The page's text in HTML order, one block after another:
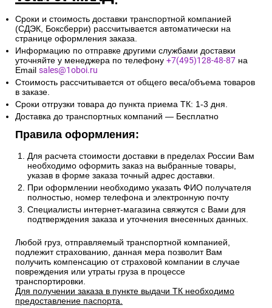
Сроки и стоимость доставки транспортной компанией
(СДЭК, Боксберри) рассчитывается автоматически на
странице оформления заказа.
Информацию по отправке другими службами доставки
уточняйте у менеджера по телефону +7(495)128-48-87 на
Email sales@1oboi.ru
Стоимость рассчитывается от общего веса/объема товаров
в заказе.
Сроки отгрузки товара до пункта приема ТК: 1-3 дня.
Доставка до транспортных компаний — Бесплатно
Правила оформления:
Для расчета стоимости доставки в пределах России Вам
необходимо оформить заказ на выбранные товары,
указав в форме заказа точный адрес доставки.
При оформлении необходимо указать ФИО получателя
полностью, номер телефона и электронную почту
Специалисты интернет-магазина свяжутся с Вами для
подтверждения заказа и уточнения внесенных данных.
Любой груз, отправляемый транспортной компанией,
подлежит страхованию, данная мера позволит Вам
получить компенсацию от страховой компании в случае
повреждения или утраты груза в процессе
транспортировки.
Для получении заказа в пункте выдачи ТК необходимо
предоставление паспорта.